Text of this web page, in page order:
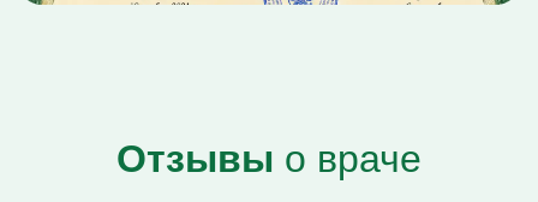
Отзывы о враче